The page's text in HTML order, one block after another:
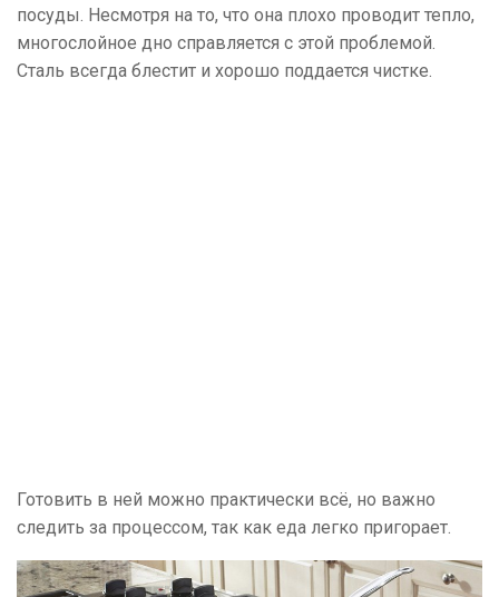
посуды. Несмотря на то, что она плохо проводит тепло,
многослойное дно справляется с этой проблемой.
Сталь всегда блестит и хорошо поддается чистке.
Готовить в ней можно практически всё, но важно
следить за процессом, так как еда легко пригорает.